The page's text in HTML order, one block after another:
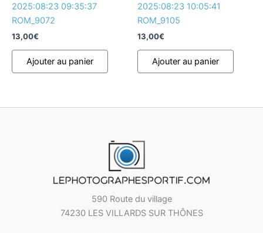
2025:08:23 09:35:37
ROM_9072
13,00€
Ajouter au panier
2025:08:23 10:05:41
ROM_9105
13,00€
Ajouter au panier
590 Route du village
74230 LES VILLARDS SUR THÔNES